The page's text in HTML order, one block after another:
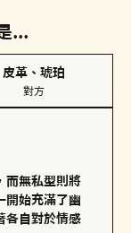
...
皮革、琥珀
對方
而無私型則將
開始充滿了幽
各自對於情感